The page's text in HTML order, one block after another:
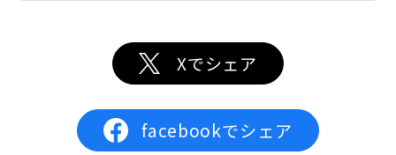
Xでシェア
facebookでシェア